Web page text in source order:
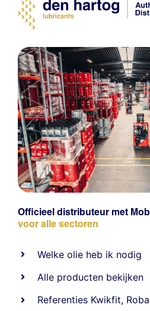
Officieel distributeur met
voor alle sectoren
Welke olie heb ik nodig
Alle producten bekijken
Referenties Kwikfit, Roba